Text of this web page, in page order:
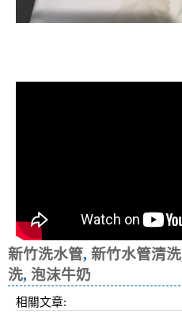
新竹洗水管, 新竹水管清洗
洗, 泡沫牛奶
相關文章: